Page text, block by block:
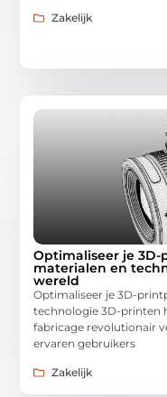
Zakelijk
Optimaliseer je
materialen en
wereld
Optimaliseer je 3D-
technologie 3D-printen
fabricage revolutionair
ervaren gebruikers
Zakelijk